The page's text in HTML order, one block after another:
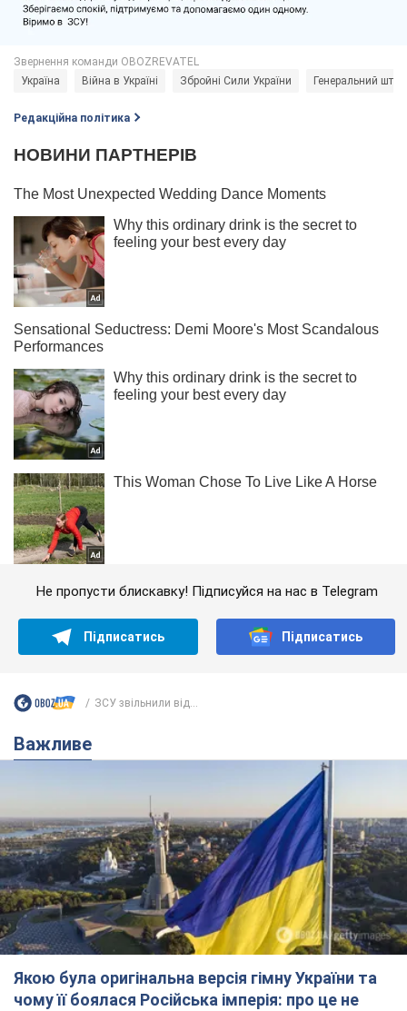
Україна Війна в Україні Збройні Сили України Генеральний
Редакційна політика
Не пропусти блискавку! Підписуйся на нас в Telegram
Підписатись Підписатись
ЗСУ звільнили від...
Важливе
Якою була оригінальна версія гімну України та
чому її боялася Російська імперія: про це не